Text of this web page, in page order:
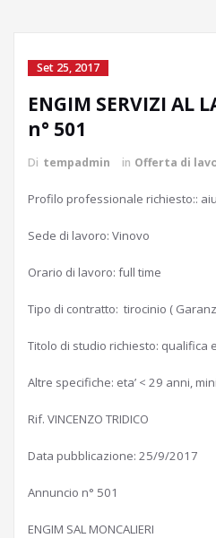
Set 25, 2017
ENGIM SERVIZI AL
n° 501
Di tempadmin in Offerta di
Profilo professionale richiesto::
Sede di lavoro: Vinovo
Orario di lavoro: full time
Tipo di contratto: tirocinio (
Titolo di studio richiesto: qualifica
Altre specifiche: eta’ < 29 anni,
Rif. VINCENZO TRIDICO
Data pubblicazione: 25/9/2017
Annuncio n° 501
ENGIM SAL MONCALIERI